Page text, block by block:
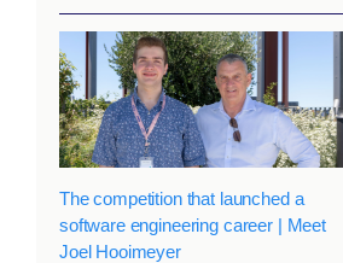
The competition that launched a
software engineering career | Meet
Joel Hooimeyer